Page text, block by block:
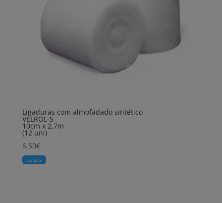
Ligaduras com almofadado sintético
VELROL-S
10cm x 2,7m
(12 uni)
6,50€
Comprar